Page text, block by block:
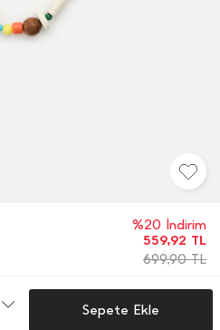
%20 İndirim
559,92 TL
699,90TL
Sepete Ekle